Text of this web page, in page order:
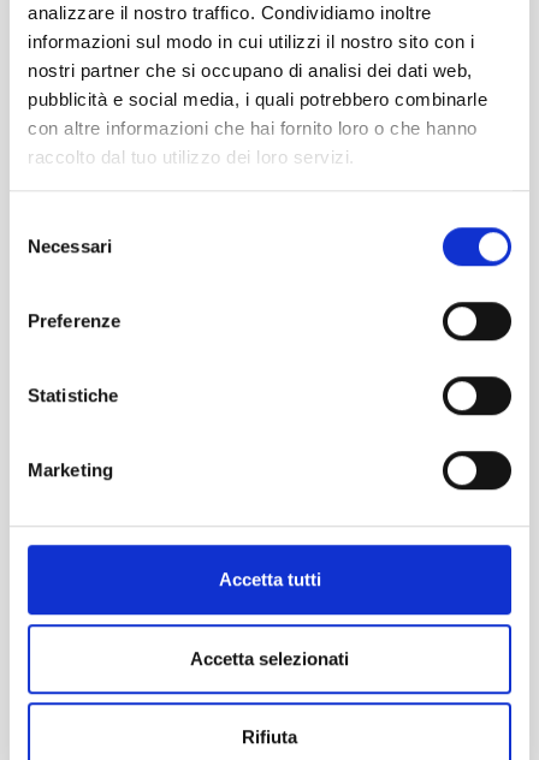
analizzare il nostro traffico. Condividiamo inoltre
informazioni sul modo in cui utilizzi il nostro sito con i
nostri partner che si occupano di analisi dei dati web,
pubblicità e social media, i quali potrebbero combinarle
con altre informazioni che hai fornito loro o che hanno
raccolto dal tuo utilizzo dei loro servizi.
delNecessari
Preferenze
Statistiche
Marketing
Accetta tutti
Accetta selezionati
Rifiuta
#tuttocheamo
vinschgau_valvenosta
Facebook Twitter